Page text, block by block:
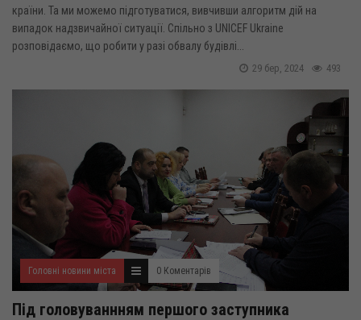
країни. Та ми можемо підготуватися, вивчивши алгоритм дій на
випадок надзвичайної ситуації. Спільно з UNICEF Ukraine
розповідаємо, що робити у разі обвалу будівлі...
493
29 бер, 2024
Головні новини міста 0 Коментарів
Під головуваннням першого заступника